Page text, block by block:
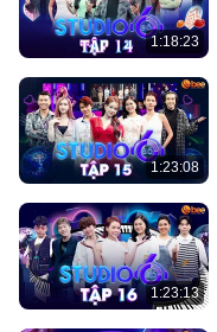
1:18:23
1:23:08
1:23:13